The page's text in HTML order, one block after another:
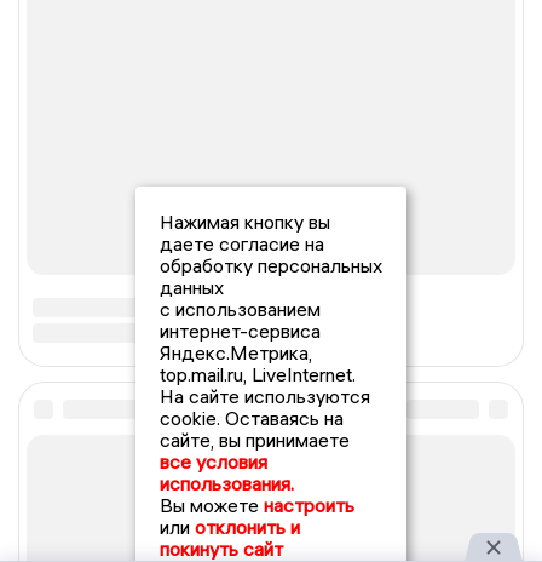
Нажимая кнопку вы
даете согласие на
обработку персональных
данных
с использованием
интернет-сервиса
Яндекс.Метрика,
top.mail.ru, LiveInternet.
На сайте используются
cookie. Оставаясь на
сайте, вы принимаете
все условия
использования.
Вы можете настроить
или отклонить и
покинуть сайт